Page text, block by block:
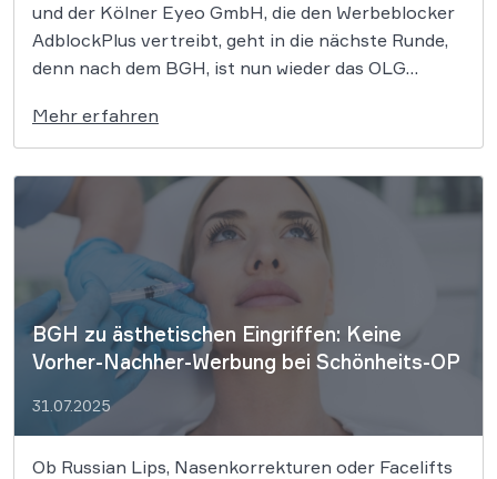
und der Kölner Eyeo GmbH, die den Werbeblocker
AdblockPlus vertreibt, geht in die nächste Runde,
denn nach dem BGH, ist nun wieder das OLG
der Axel-Springer-Konzern und die Kölner Eyeo
GmbH, die den Werbeblocker AdBlock Plus
vertreibt, im […]
Mehr erfahren
BGH zu ästhetischen Eingriffen: Keine
Vorher-Nachher-Werbung bei Schönheits-OP
31.07.2025
Ob Russian Lips, Nasenkorrekturen oder Facelifts